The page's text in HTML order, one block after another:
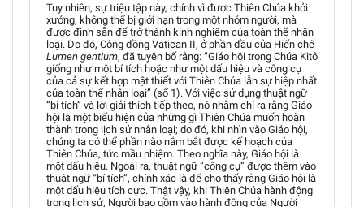
Tuy nhiên, sự triệu tập này, chính vì được Thiên Chúa khởi
xướng, không thể bị giới hạn trong một nhóm người, mà
được định sẵn để trở thành kinh nghiệm của toàn thể nhân
loại. Do đó, Công đồng Vatican II, ở phần đầu của Hiến chế
Lumen gentium, đã tuyên bố rằng: “Giáo hội trong Chúa Kitô
giống như một bí tích hoặc như một dấu hiệu và công cụ
của cả sự kết hợp mật thiết với Thiên Chúa lẫn sự hiệp nhất
của toàn thể nhân loại” (số 1). Với việc sử dụng thuật ngữ
“bí tích” và lời giải thích tiếp theo, nó nhằm chỉ ra rằng Giáo
hội là một biểu hiện của những gì Thiên Chúa muốn hoàn
thành trong lịch sử nhân loại; do đó, khi nhìn vào Giáo hội,
chúng ta có thể phần nào nắm bắt được kế hoạch của
Thiên Chúa, tức mầu nhiệm. Theo nghĩa này, Giáo hội là
một dấu hiệu. Ngoài ra, thuật ngữ “công cụ” được thêm vào
thuật ngữ “bí tích”, chính xác là để cho thấy rằng Giáo hội là
một dấu hiệu tích cực. Thật vậy, khi Thiên Chúa hành động
trong lịch sử, Người bao gồm vào hành động của Người